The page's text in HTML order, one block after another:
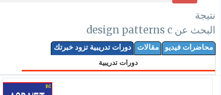
نتيجة
البحث عن design patterns c
محاضرات فيديو مقالات دورات تدريبية تزود خبرتك
دورات تدريبية